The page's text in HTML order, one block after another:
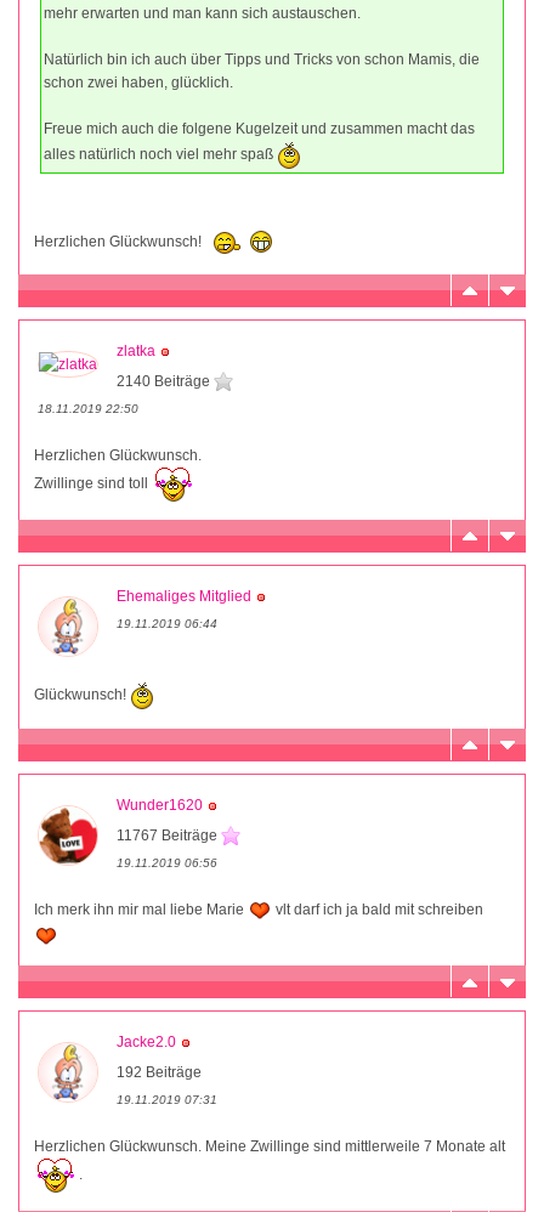
mehr erwarten und man kann sich austauschen.
Natürlich bin ich auch über Tipps und Tricks von schon Mamis, die
schon zwei haben, glücklich.
Freue mich auch die folgene Kugelzeit und zusammen macht das
alles natürlich noch viel mehr spaß
Herzlichen Glückwunsch!
zlatka
2140 Beiträge
18.11.2019 22:50
Herzlichen Glückwunsch.
Zwillinge sind toll
Ehemaliges Mitglied
19.11.2019 06:44
Glückwunsch!
Wunder1620
11767 Beiträge
19.11.2019 06:56
Ich merk ihn mir mal liebe Marie vlt darf ich ja bald mit schreiben
Jacke2.0
192 Beiträge
19.11.2019 07:31
Herzlichen Glückwunsch. Meine Zwillinge sind mittlerweile 7 Monate alt
.